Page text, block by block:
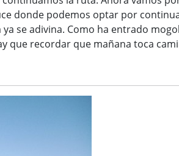
donde podemos optar por
se adivina. Como ha entrado
que recordar que mañana toca